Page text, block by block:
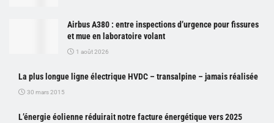
Airbus A380 : entre inspections d’urgence pour fissures
et mue en laboratoire volant
1 août 2026
La plus longue ligne électrique HVDC – transalpine – jamais réalisée
30 mars 2015
L’énergie éolienne réduirait notre facture énergétique vers 2025